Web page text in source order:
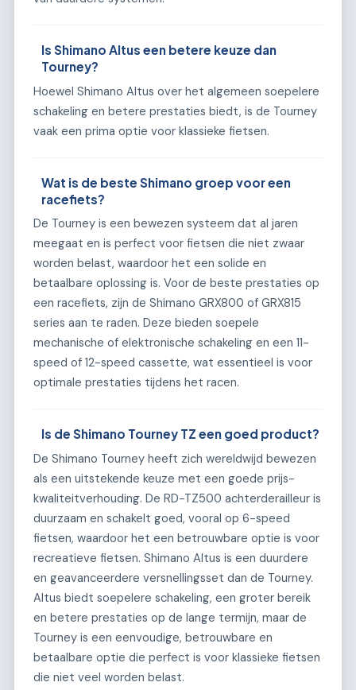
Is Shimano Altus een betere keuze dan
Tourney?
Hoewel Shimano Altus over het algemeen soepelere
schakeling en betere prestaties biedt, is de Tourney
vaak een prima optie voor klassieke fietsen.
Wat is de beste Shimano groep voor een
racefiets?
De Tourney is een bewezen systeem dat al jaren
meegaat en is perfect voor fietsen die niet zwaar
worden belast, waardoor het een solide en
betaalbare oplossing is. Voor de beste prestaties op
een racefiets, zijn de Shimano GRX800 of GRX815
series aan te raden. Deze bieden soepele
mechanische of elektronische schakeling en een 11-
speed of 12-speed cassette, wat essentieel is voor
optimale prestaties tijdens het racen.
Is de Shimano Tourney TZ een goed product?
De Shimano Tourney heeft zich wereldwijd bewezen
als een uitstekende keuze met een goede prijs-
kwaliteitverhouding. De RD-TZ500 achterderailleur is
duurzaam en schakelt goed, vooral op 6-speed
fietsen, waardoor het een betrouwbare optie is voor
recreatieve fietsen. Shimano Altus is een duurdere
en geavanceerdere versnellingsset dan de Tourney.
Altus biedt soepelere schakeling, een groter bereik
en betere prestaties op de lange termijn, maar de
Tourney is een eenvoudige, betrouwbare en
betaalbare optie die perfect is voor klassieke fietsen
die niet veel worden belast.